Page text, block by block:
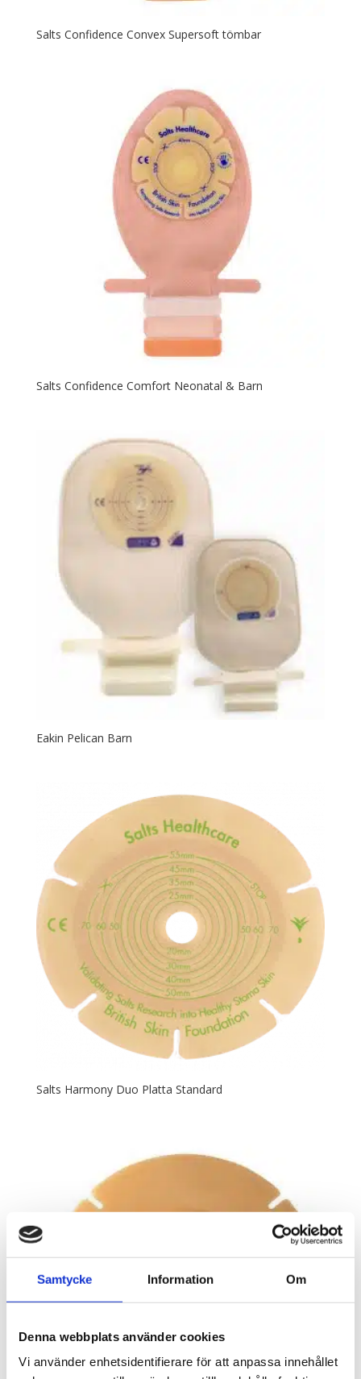
Samtycke Information Om
Denna webbplats använder cookies
Vi använder enhetsidentifierare för att anpassa innehållet
Salts Confidence Convex Supersoft tömbar
Salts Confidence Comfort Neonatal & Barn
Eakin Pelican Barn
Salts Harmony Duo Platta Standard